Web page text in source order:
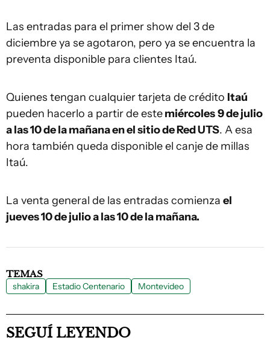
Las entradas para el primer show del 3 de
diciembre ya se agotaron, pero ya se encuentra la
preventa disponible para clientes Itaú.
Quienes tengan cualquier tarjeta de crédito Itaú
pueden hacerlo a partir de estemiércoles9 de julio
a las 10 de la mañana en el sitio de Red UTS. A esa
hora también queda disponible el canje de millas
Itaú.
La venta general de las entradas comienza el
jueves 10 de julio a las 10 de la mañana.
TEMAS
shakira Estadio Centenario Montevideo
SEGUÍ LEYENDO